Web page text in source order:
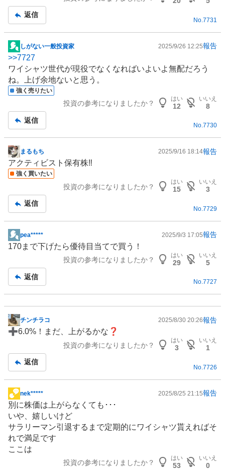
返信
No.7731
掲
示
板
記
事
しがない一般投資家 2025/9/26 12:25報告
>>7727
ワイシャツ世代が現役でなくなればいよいよ無配だろう
ね。上げ余地ないと思う。
強く売りたい
投資の参考になりましたか？
はい
12
いいえ
8
返信
No.7730
掲
示
板
まるもち 2025/9/16 18:14報告
アクティビスト保有株‼️
強く買いたい
投資の参考になりましたか？
はい
15
いいえ
3
返信
No.7729
掲
示
事
pea***** 2025/9/3 17:05報告
170まで下げたら優待目当てで買う！
投資の参考になりましたか？
はい
29
いいえ
5
返信
No.7727
掲
示
事
チンチラコ 2025/8/30 20:26報告
➕6.0%！まだ、上がるかな❓
投資の参考になりましたか？
はい
3
いいえ
1
返信
No.7726
掲
示
板
記
事
nek***** 2025/8/25 21:15報告
別に株価は上がらなくても･･･
いや、嬉しいけど
サラリーマン引退するまで定期的にワイシャツ貰えればそ
れで満足です
ここは
投資の参考になりましたか？
はい
53
いいえ
0